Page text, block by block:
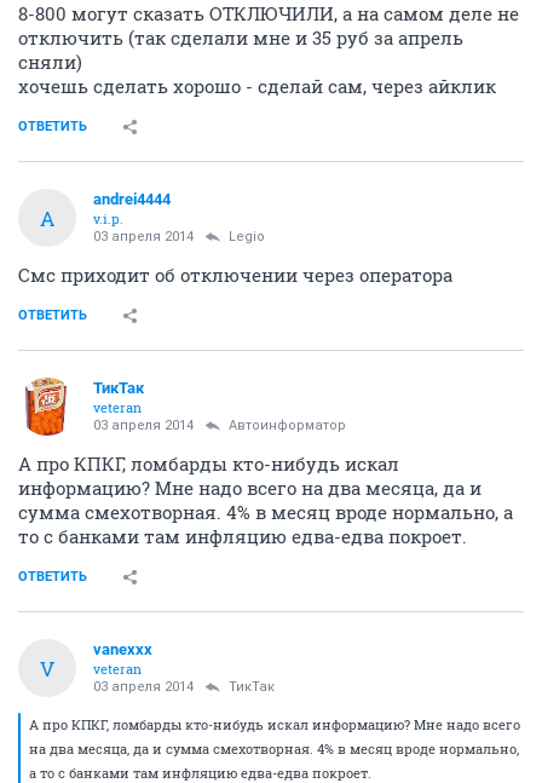
8-800 могут сказать ОТКЛЮЧИЛИ, а на самом деле не
отключить (так сделали мне и 35 руб за апрель
сняли)
хочешь сделать хорошо - сделай сам, через айклик
ОТВЕТИТЬ
A
andrei4444
v.i.p.
03 апреля 2014 Legio
Смс приходит об отключении через оператора
ОТВЕТИТЬ
ТикТак
veteran
03 апреля 2014 Автоинформатор
А про КПКГ, ломбарды кто-нибудь искал
информацию? Мне надо всего на два месяца, да и
сумма смехотворная. 4% в месяц вроде нормально, а
то с банками там инфляцию едва-едва покроет.
ОТВЕТИТЬ
V
vanexxx
veteran
03 апреля 2014 ТикТак
А про КПКГ, ломбарды кто-нибудь искал информацию? Мне надо всего
на два месяца, да и сумма смехотворная. 4% в месяц вроде нормально,
а то с банками там инфляцию едва-едва покроет.